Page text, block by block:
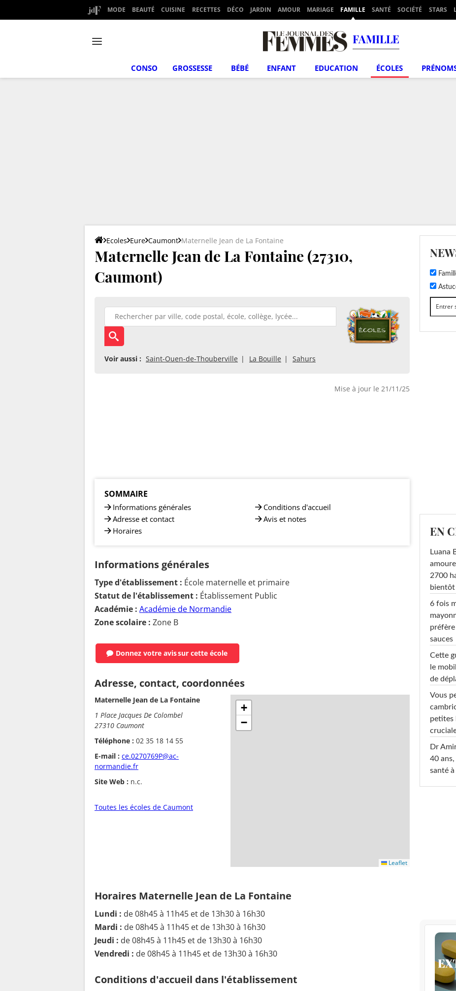
MODE BEAUTÉ CUISINE RECETTES DÉCO JARDIN AMOUR MARIAGE FAMILLE SANTÉ SOCIÉTÉ STARS
FAMILLE
CONSO GROSSESSE BÉBÉ ENFANT EDUCATION ÉCOLES
Ecoles Eure Caumont Maternelle Jean de La Fontaine
Maternelle Jean de La Fontaine (27310,
Caumont)
Voir aussi : Saint-Ouen-de-Thouberville La Bouille Sahurs
Mise à jour le 21/11/25
SOMMAIRE
Informations générales
Adresse et contact
Horaires
Conditions d'accueil
Avis et notes
Informations générales
Type d'établissement : École maternelle et primaire
Statut de l'établissement : Établissement Public
Académie : Académie de Normandie
Zone scolaire : Zone B
Donnez votre avissur cette école
Adresse, contact, coordonnées
Maternelle Jean de La Fontaine
1 Place Jacques De Colombel
27310 Caumont
Téléphone : 02 35 18 14 55
E-mail : ce.0270769P@ac-
normandie.fr
Site Web : n.c.
Toutes les écoles de Caumont
+
−
Leaflet
Horaires Maternelle Jean de La Fontaine
Lundi : de 08h45 à 11h45 et de 13h30 à 16h30
Mardi : de 08h45 à 11h45 et de 13h30 à 16h30
Jeudi : de 08h45 à 11h45 et de 13h30 à 16h30
Vendredi : de 08h45 à 11h45 et de 13h30 à 16h30
Conditions d'accueil dans l'établissement
EN
Luana
2700
bientôt
6 fois
sauces
Cette
le
de
Vous
petites
Dr
40
santé